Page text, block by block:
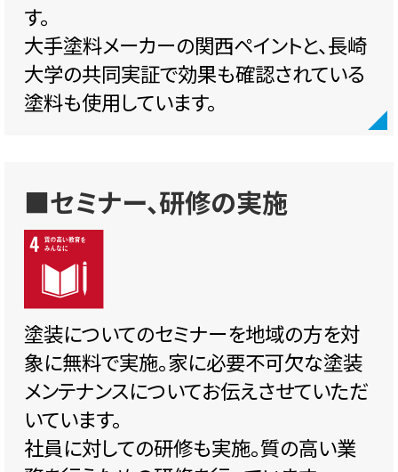
す。
大手塗料メーカーの関西ペイントと、長崎
大学の共同実証で効果も確認されている
塗料も使用しています。
■セミナー、研修の実施
塗装についてのセミナーを地域の方を対
象に無料で実施。家に必要不可欠な塗装
メンテナンスについてお伝えさせていただ
いています。
社員に対しての研修も実施。質の高い業